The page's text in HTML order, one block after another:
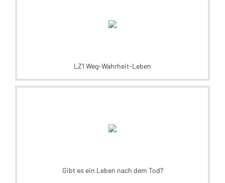
LZ1 Weg-Wahrheit-Leben
Gibt es ein Leben nach dem Tod?